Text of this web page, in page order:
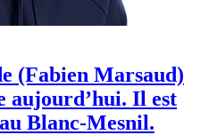
(Fabien Marsaud)
aujourd’hui. Il est
Blanc-Mesnil.